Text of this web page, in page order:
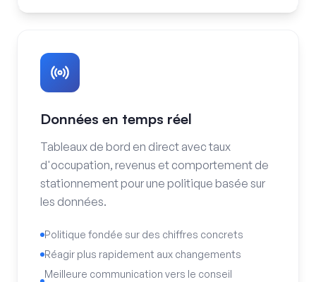
Données en temps réel
Tableaux de bord en direct avec taux
d'occupation, revenus et comportement de
stationnement pour une politique basée sur
les données.
Politique fondée sur des chiffres concrets
Réagir plus rapidement aux changements
Meilleure communication vers le conseil